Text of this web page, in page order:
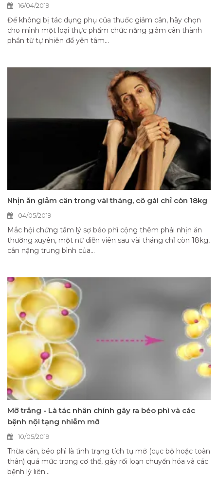
16/04/2019
Để không bị tác dụng phụ của thuốc giảm cân, hãy chọn
cho mình một loại thực phẩm chức năng giảm cân thành
phần từ tự nhiên để yên tâm...
Nhịn ăn giảm cân trong vài tháng, cô gái chỉ còn 18kg
04/05/2019
Mắc hội chứng tâm lý sợ béo phì cộng thêm phải nhịn ăn
thường xuyên, một nữ diễn viên sau vài tháng chỉ còn 18kg,
cân nặng trung bình của...
Mỡ trắng - Là tác nhân chính gây ra béo phì và các
bệnh nội tạng nhiễm mỡ
10/05/2019
Thừa cân, béo phì là tình trạng tích tụ mỡ (cục bộ hoặc toàn
thân) quá mức trong cơ thể, gây rối loạn chuyển hóa và các
bệnh lý liên...